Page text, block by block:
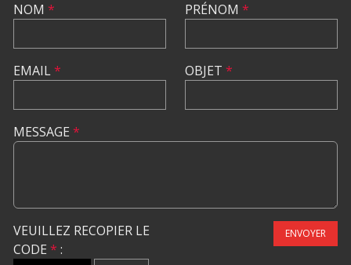
NOM *
EMAIL*
PRÉNOM *
OBJET *
MESSAGE *
VEUILLEZ RECOPIER LE
CODE * :
ENVOYER